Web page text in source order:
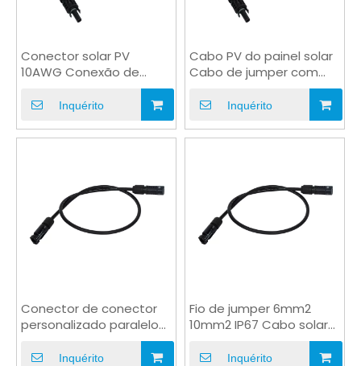
Conector solar PV
10AWG Conexão de
painel solar Cabo de
jumperInquérito
Cabo PV do painel solar
Cabo de jumper com
Inquérito
Conector de conector
personalizado paralelo
8AWG Extension Jumper
Cable
Inquérito
Fio de jumper 6mm2
10mm2 IP67 Cabo solar
externoInquérito